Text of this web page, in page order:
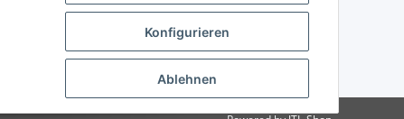
Konfigurieren
Ablehnen